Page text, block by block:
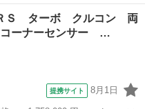
グレード名： Ｘ ＳＡＩ
バックカメラ 衝突被害
ＲＳ ターボ クルコン 両
ーナーセンサー …
提携サイト 8月1日